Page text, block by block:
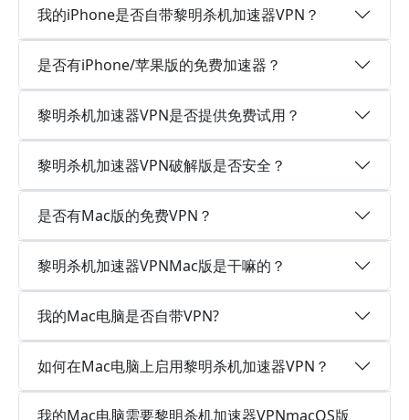
我的iPhone是否自带黎明杀机加速器VPN？
是否有iPhone/苹果版的免费加速器？
黎明杀机加速器VPN是否提供免费试用？
黎明杀机加速器VPN破解版是否安全？
是否有Mac版的免费VPN？
黎明杀机加速器VPNMac版是干嘛的？
我的Mac电脑是否自带VPN?
如何在Mac电脑上启用黎明杀机加速器VPN？
我的Mac电脑需要黎明杀机加速器VPNmacOS版